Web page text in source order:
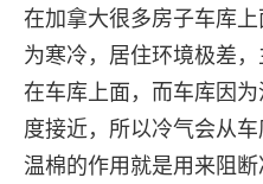
在加拿大很多房子车库
为寒冷，居住环境极差
在车库上面，而车库因
度接近，所以冷气会从
温棉的作用就是用来阻